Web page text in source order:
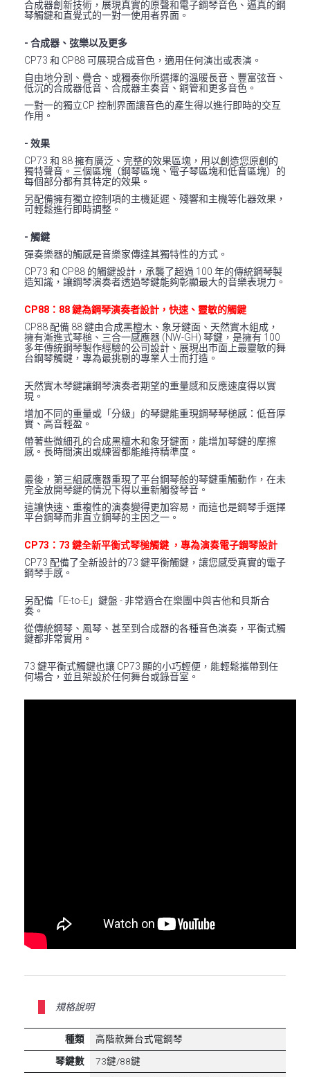
合成器創新技術，展現真實的原聲和電子鋼琴音色、逼真的鋼
琴觸鍵和直覺式的一對一使用者界面。
- 合成器、弦樂以及更多
CP73 和 CP88 可展現合成音色，適用任何演出或表演。
自由地分割、疊合、或獨奏你所選擇的溫暖長音、豐富弦音、
低沉的合成器低音、合成器主奏音、銅管和更多音色。
一對一的獨立CP 控制界面讓音色的產生得以進行即時的交互
作用。
- 效果​
CP73 和 88 擁有廣泛、完整的效果區塊，用以創造您原創的
獨特聲音。三個區塊（鋼琴區塊、電子琴區塊和低音區塊）的
每個部分都有其特定的效果。
另配備擁有獨立控制項的主機延遲、殘響和主機等化器效果，
可輕鬆進行即時調整。
- 觸鍵
彈奏樂器的觸感是音樂家傳達其獨特性的方式。
CP73 和 CP88 的觸鍵設計，承襲了超過 100 年的傳統鋼琴製
造知識，讓鋼琴演奏者透過琴鍵能夠彰顯最大的音樂表現力。
CP88： 88 鍵為鋼琴演奏者設計，快速、靈敏的觸鍵
CP88 配備 88 鍵由合成黑檀木、象牙鍵面、天然實木組成，
擁有漸進式琴槌、三合一感應器 (NW-GH) 琴鍵，是擁有 100
多年傳統鋼琴製作經驗的公司設計、展現出市面上最靈敏的舞
台鋼琴觸鍵，專為最挑剔的專業人士而打造。
天然實木琴鍵讓鋼琴演奏者期望的重量感和反應速度得以實
現。
增加不同的重量或「分級」的琴鍵能重現鋼琴琴槌感：低音厚
實、高音輕盈。
帶著些微細孔的合成黑檀木和象牙鍵面，能增加琴鍵的摩擦
感。長時間演出或練習都能維持精準度。
最後，第三組感應器重現了平台鋼琴般的琴鍵重觸動作，在未
完全放開琴鍵的情況下得以重新觸發琴音。
這讓快速、重複性的演奏變得更加容易，而這也是鋼琴手選擇
平台鋼琴而非直立鋼琴的主因之一。
CP73：73 鍵全新平衡式琴槌觸鍵 ，專為演奏電子鋼琴設計
CP73 配備了全新設計的73 鍵平衡觸鍵，讓您感受真實的電子
鋼琴手感。
另配備「E-to-E」鍵盤 - 非常適合在樂團中與吉他和貝斯合
奏。
從傳統鋼琴、風琴、甚至到合成器的各種音色演奏，平衡式觸
鍵都非常實用。
73 鍵平衡式觸鍵也讓 CP73 顯的小巧輕便，能輕鬆攜帶到任
何場合，並且架設於任何舞台或錄音室。
規格說明
種類
高階款舞台式電鋼琴
琴鍵數
73鍵/88鍵